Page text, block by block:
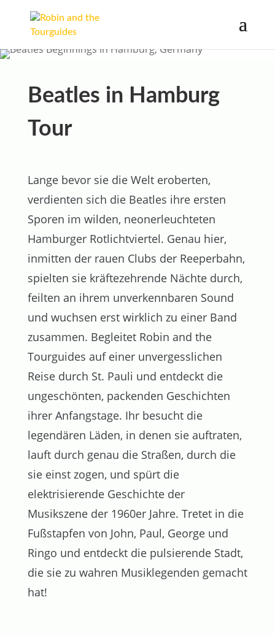
Beatles in Hamburg
Tour
Lange bevor sie die Welt eroberten,
verdienten sich die Beatles ihre ersten
Sporen im wilden, neonerleuchteten
Hamburger Rotlichtviertel. Genau hier,
inmitten der rauen Clubs der Reeperbahn,
spielten sie kräftezehrende Nächte durch,
feilten an ihrem unverkennbaren Sound
und wuchsen erst wirklich zu einer Band
zusammen. Begleitet Robin and the
Tourguides auf einer unvergesslichen
Reise durch St. Pauli und entdeckt die
ungeschönten, packenden Geschichten
ihrer Anfangstage. Ihr besucht die
legendären Läden, in denen sie auftraten,
lauft durch genau die Straßen, durch die
sie einst zogen, und spürt die
elektrisierende Geschichte der
Musikszene der 1960er Jahre. Tretet in die
Fußstapfen von John, Paul, George und
Ringo und entdeckt die pulsierende Stadt,
die sie zu wahren Musiklegenden gemacht
hat!